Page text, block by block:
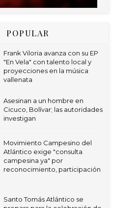
POPULAR
Frank Viloria avanza con su EP
"En Vela" con talento local y
proyecciones en la música
vallenata
Asesinan a un hombre en
Cicuco, Bolívar; las autoridades
investigan
Movimiento Campesino del
Atlántico exige "consulta
campesina ya" por
reconocimiento, participación
Santo Tomás Atlántico se